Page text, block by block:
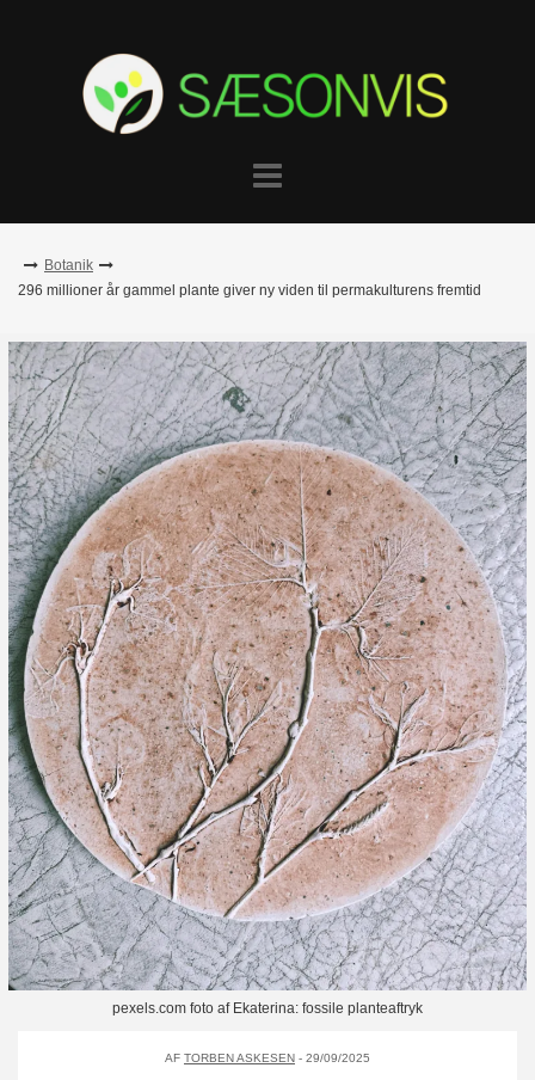
Botanik
296 millioner år gammel plante giver ny viden til permakulturens fremtid
pexels.com foto af Ekaterina: fossile planteaftryk
AF TORBEN ASKESEN - 29/09/2025